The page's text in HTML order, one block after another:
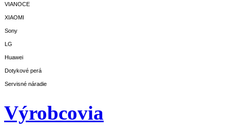
VIANOCE
XIAOMI
Sony
LG
Huawei
Dotykové perá
Servisné náradie
Výrobcovia